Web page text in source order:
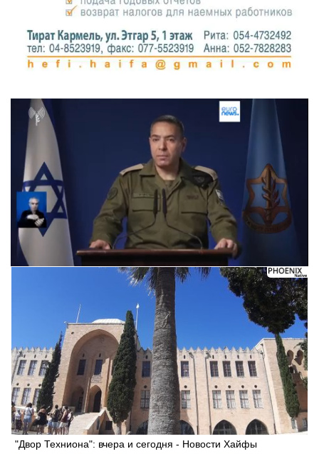
Следующее видео через 5 Отмена
"Двор Техниона": вчера и сегодня - Новости Хайфы